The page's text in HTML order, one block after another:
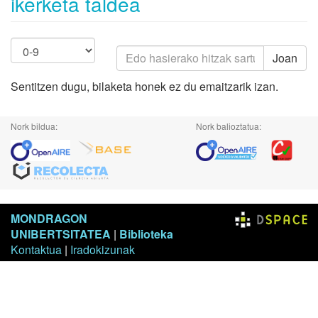
Joan
Sentitzen dugu, bilaketa honek ez du emaitzarik izan.
Nork bildua: Nork balioztatua:
MONDRAGON
UNIBERTSITATEA | Biblioteka
Kontaktua | Iradokizunak